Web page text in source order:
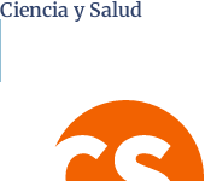
Ciencia y Salud